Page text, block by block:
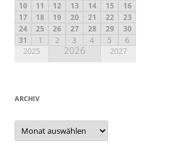
10
11 12 13 14 15
16
17
18 19 20 21 22
23
24
25 26 27 28 29
30
31
1 2 3 4 5 6
2025 2026 2027
ARCHIV